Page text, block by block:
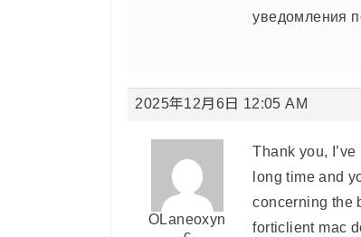
уведомления
2025年12月6日 12:05 AM
OLaneoxyn
Thank you,
long time and
concerning the
forticlient mac